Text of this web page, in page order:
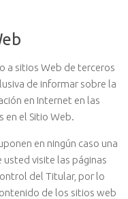
a sitios Web de terceros
de informar sobre la
en Internet en las
en el Sitio Web.
en ningún caso una
usted visite las páginas
del Titular, por lo
de los sitios web